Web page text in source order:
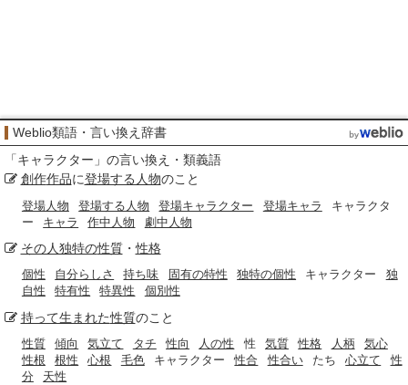
Weblio類語・言い換え辞書
「キャラクター 」の言い換え・類義語
創作作品に登場する人物のこと
登場人物 登場する人物 登場キャラクター 登場キャラ
キャラクタ
ー
キャラ 作中人物 劇中人物
その人独特の性質・性格
個性 自分らしさ 持ち味 固有の特性 独特の個性 キャラクター
独
自性
特有性 特異性 個別性
持って生まれた性質のこと
性質 傾向 気立て タチ 性向 人の性 性 気質 性格 人柄
気心
性根
根性 心根 毛色 キャラクター 性合 性合い たち 心立て
性
分
天性